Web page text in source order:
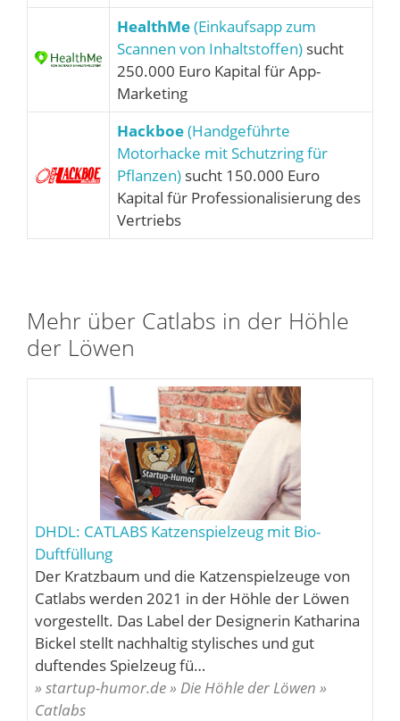
HealthMe(Einkaufsapp zum
Scannen von Inhaltstoffen) sucht
250.000 Euro Kapital für App-
Marketing
Hackboe(Handgeführte
Motorhacke mit Schutzring für
Pflanzen) sucht 150.000 Euro
Kapital für Professionalisierung des
Vertriebs
Mehr über Catlabs in der Höhle
der Löwen
DHDL: CATLABS Katzenspielzeug mit Bio-
Duftfüllung
Der Kratzbaum und die Katzenspielzeuge von
Catlabs werden 2021 in der Höhle der Löwen
vorgestellt. Das Label der Designerin Katharina
Bickel stellt nachhaltig stylisches und gut
duftendes Spielzeug fü…
» startup-humor.de » Die Höhle der Löwen »
Catlabs